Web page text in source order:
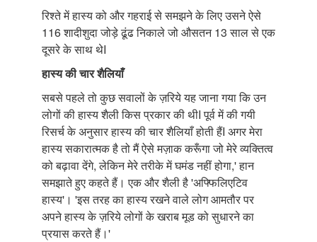
रिश्ते में हास्य को और गहराई से समझने के लिए उसने ऐसे
116 शादीशुदा जोड़े ढूंढ निकाले जो औसतन 13 साल से एक
दूसरे के साथ थेI
हास्यकीचारशैलियाँ
सबसे पहले तो कुछ सवालों के ज़रिये यह जाना गया कि उन
लोगों की हास्य शैली किस प्रकार की थीI पूर्व में की गयी
रिसर्च के अनुसार हास्य की चार शैलियाँ होती हैंI अगर मेरा
हास्य सकारात्मक है तो मैं ऐसे मज़ाक करूँगा जो मेरे व्यक्तित्व
को बढ़ावा देंगे, लेकिन मेरे तरीके में घमंड नहीं होगा,' हान
समझाते हुए कहते हैं। एक और शैली है 'अफ्फिलिएटिव
हास्य'। 'इस तरह का हास्य रखने वाले लोग आमतौर पर
अपने हास्य के ज़रिये लोगों के खराब मूड को सुधारने का
प्रयास करते हैं।'